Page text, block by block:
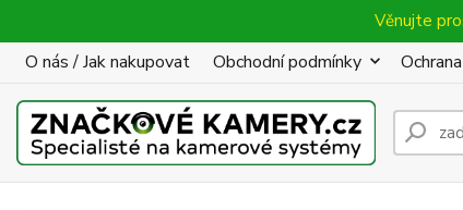
Věnujte
O nás / Jak nakupovat Obchodní podmínky